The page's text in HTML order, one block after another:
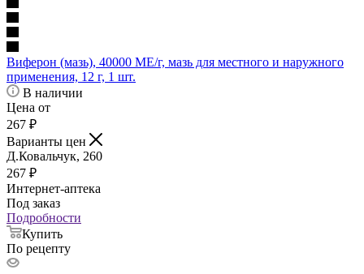
Виферон (мазь), 40000 МЕ/г, мазь для местного и наружного
применения, 12 г, 1 шт.
В наличии
Цена от
267 ₽
Варианты цен
Д.Ковальчук, 260
267 ₽
Интернет-аптека
Под заказ
Подробности
Купить
По рецепту